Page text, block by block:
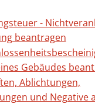
-
beantragen
Gebäudes
Ablichtungen,
und Negative